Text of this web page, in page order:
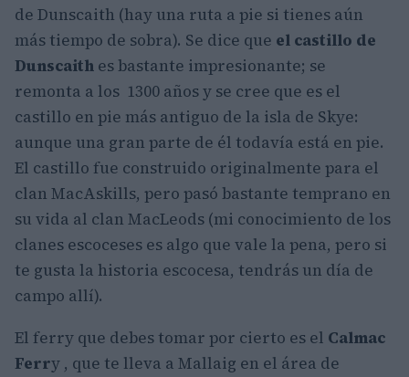
de Dunscaith (hay una ruta a pie si tienes aún
más tiempo de sobra). Se dice que el castillo de
Dunscaith es bastante impresionante; se
remonta a los 1300 años y se cree que es el
castillo en pie más antiguo de la isla de Skye:
aunque una gran parte de él todavía está en pie.
El castillo fue construido originalmente para el
clan MacAskills, pero pasó bastante temprano en
su vida al clan MacLeods (mi conocimiento de los
clanes escoceses es algo que vale la pena, pero si
te gusta la historia escocesa, tendrás un día de
campo allí).
El ferry que debes tomar por cierto es el Calmac
Ferry , que te lleva a Mallaig en el área de